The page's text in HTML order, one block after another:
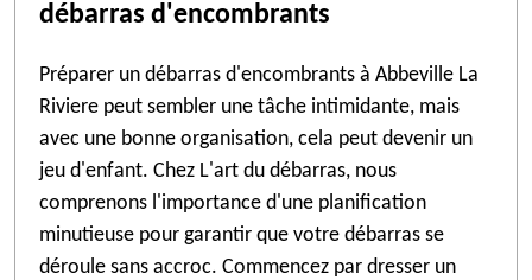
débarras d'encombrants
Préparer un débarras d'encombrants à Abbeville La
Riviere peut sembler une tâche intimidante, mais
avec une bonne organisation, cela peut devenir un
jeu d'enfant. Chez L'art du débarras, nous
comprenons l'importance d'une planification
minutieuse pour garantir que votre débarras se
déroule sans accroc. Commencez par dresser un